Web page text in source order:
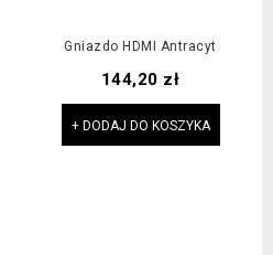
Gniazdo HDMI Antracyt
Cena
144,20 zł
+ DODAJ DO KOSZYKA